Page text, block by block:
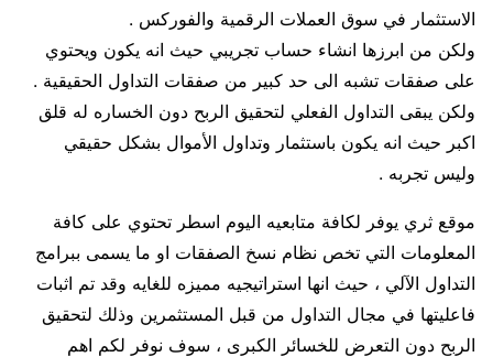
الاستثمار في سوق العملات الرقمية والفوركس .
ولكن من ابرزها انشاء حساب تجريبي حيث انه يكون ويحتوي
على صفقات تشبه الى حد كبير من صفقات التداول الحقيقية .
ولكن يبقى التداول الفعلي لتحقيق الربح دون الخساره له قلق
اكبر حيث انه يكون باستثمار وتداول الأموال بشكل حقيقي
وليس تجربه .
موقع ثري يوفر لكافة متابعيه اليوم اسطر تحتوي على كافة
المعلومات التي تخص نظام نسخ الصفقات او ما يسمى ببرامج
التداول الآلي ، حيث انها استراتيجيه مميزه للغايه وقد تم اثبات
فاعليتها في مجال التداول من قبل المستثمرين وذلك لتحقيق
الربح دون التعرض للخسائر الكبرى ، سوف نوفر لكم اهم